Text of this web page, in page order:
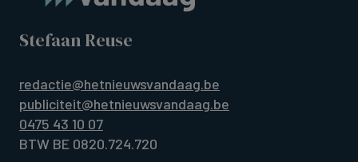
Stefaan Reuse
redactie@hetnieuwsvandaag.be
publiciteit@hetnieuwsvandaag.be
0475 43 10 07
BTW BE 0820.724.720